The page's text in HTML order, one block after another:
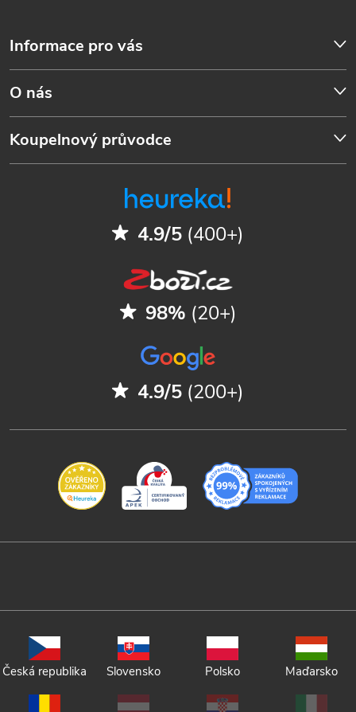
Informace pro vás
O nás
Koupelnový průvodce
4.9/5 (400+)
98% (20+)
4.9/5 (200+)
Česká republika Slovensko Polsko Maďarsko